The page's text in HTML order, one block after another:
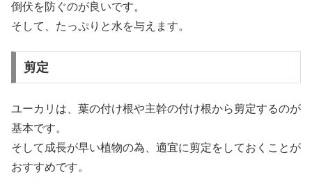
倒伏を防ぐのが良いです。
そして、たっぷりと水を与えます。
剪定
ユーカリは、葉の付け根や主幹の付け根から剪定するのが
基本です。
そして成長が早い植物の為、適宜に剪定をしておくことが
おすすめです。